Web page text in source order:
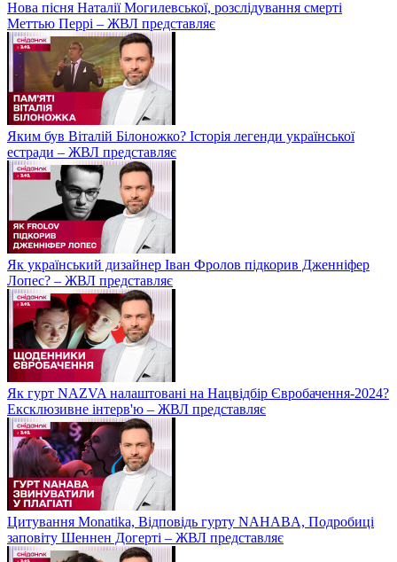
Нова пісня Наталії Могилевської, розслідування смерті
Меттью Перрі – ЖВЛ представляє
Яким був Віталій Білоножко? Історія легенди української
естради – ЖВЛ представляє
Як український дизайнер Іван Фролов підкорив Дженніфер
Лопес? – ЖВЛ представляє
Як гурт NAZVA налаштовані на Нацвідбір Євробачення-2024?
Ексклюзивне інтерв'ю – ЖВЛ представляє
Цитування Monatikа, Відповідь гурту NAHABA, Подробиці
заповіту Шеннен Догерті – ЖВЛ представляє